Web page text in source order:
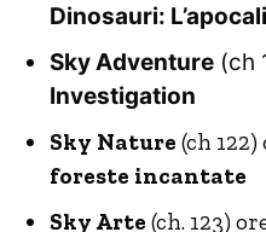
Dinosauri:
Sky Adventure (ch
Investigation
Sky Nature (ch 122)
foreste incantate
Sky Arte (ch. 123)